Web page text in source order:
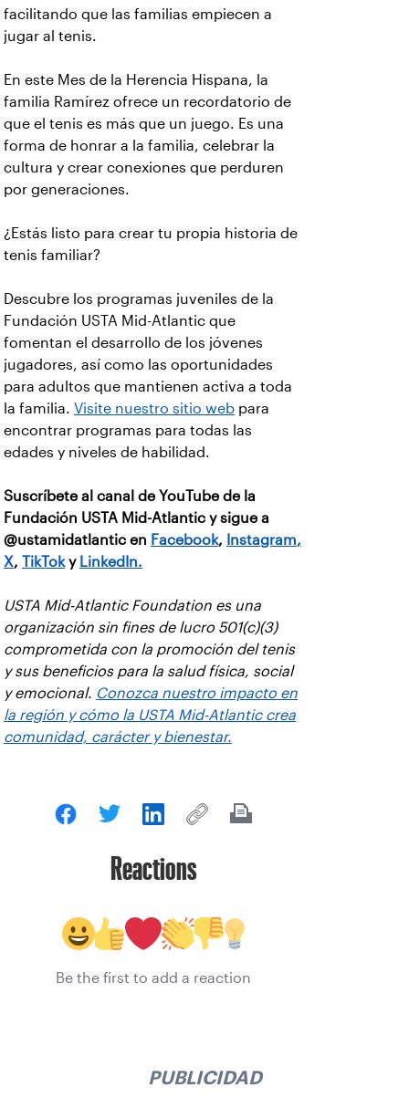
facilitando que las familias empiecen a
jugar al tenis.
En este Mes de la Herencia Hispana, la
familia Ramírez ofrece un recordatorio de
que el tenis es más que un juego. Es una
forma de honrar a la familia, celebrar la
cultura y crear conexiones que perduren
por generaciones.
¿Estás listo para crear tu propia historia de
tenis familiar?
Descubre los programas juveniles de la
Fundación USTA Mid-Atlantic que
fomentan el desarrollo de los jóvenes
jugadores, así como las oportunidades
para adultos que mantienen activa a toda
la familia. Visite nuestro sitio web para
encontrar programas para todas las
edades y niveles de habilidad.
Suscríbete al canal de YouTube de la
Fundación USTA Mid-Atlantic y sigue a
@ustamidatlantic en Facebook, Instagram,
X, TikToky LinkedIn.
USTA Mid-Atlantic Foundation es una
organización sin fines de lucro 501(c)(3)
comprometida con la promoción del tenis
y sus beneficios para la salud física, social
y emocional. Conozca nuestro impacto en
la región y cómo la USTA Mid-Atlantic crea
comunidad, carácter y bienestar.
Reactions
Be the first to add a reaction
PUBLICIDAD